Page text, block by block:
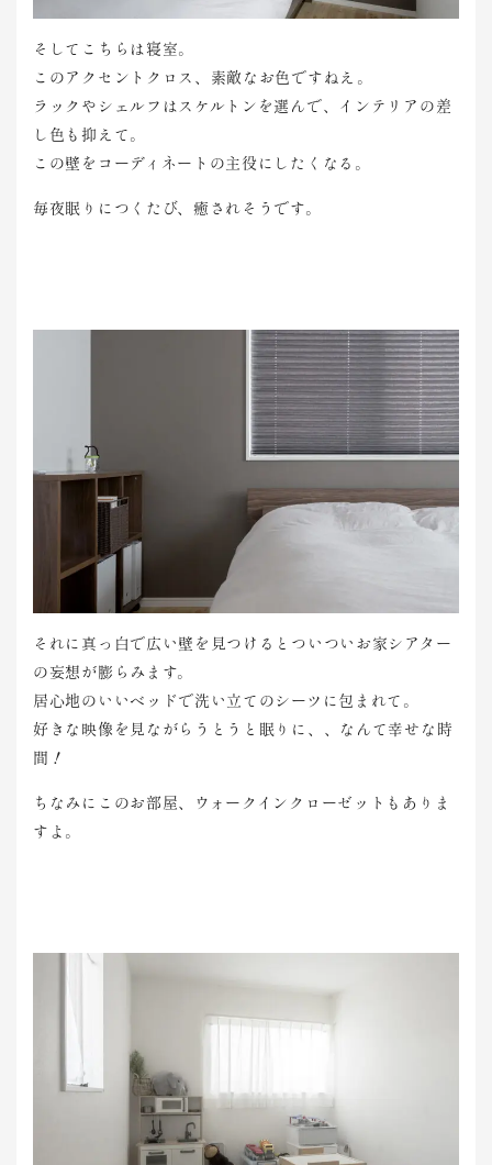
そしてこちらは寝室。
このアクセントクロス、素敵なお色ですねえ。
ラックやシェルフはスケルトンを選んで、インテリアの差
し色も抑えて。
この壁をコーディネートの主役にしたくなる。
毎夜眠りにつくたび、癒されそうです。
それに真っ白で広い壁を見つけるとついついお家シアター
の妄想が膨らみます。
居心地のいいベッドで洗い立てのシーツに包まれて。
好きな映像を見ながらうとうと眠りに、、なんて幸せな時
間！
ちなみにこのお部屋、ウォークインクローゼットもありま
すよ。